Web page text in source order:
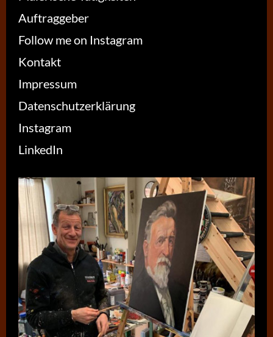
Auftraggeber
Follow me on Instagram
Kontakt
Impressum
Datenschutzerklärung
Instagram
LinkedIn